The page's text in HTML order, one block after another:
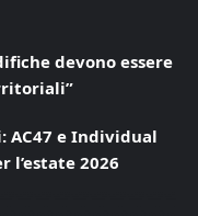
devono essere
e Individual
l’estate 2026